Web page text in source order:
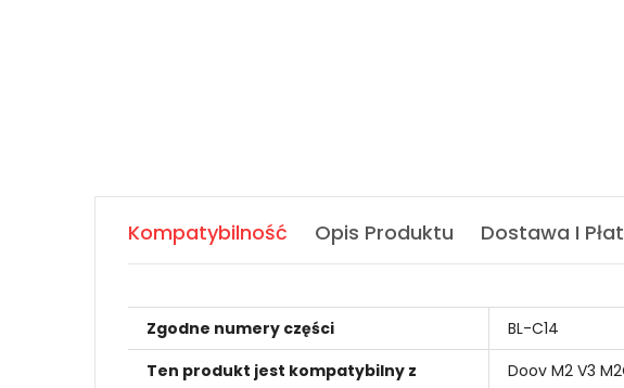
Kompatybilność Opis Produktu Dostawa I
Zgodne numery części
BL-C14
Ten produkt jest kompatybilny z
Doov M2 V3